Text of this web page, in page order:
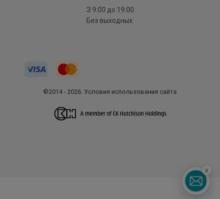
З 9:00 до 19:00
Без выходных
©2014 - 2026. Условия использования сайта
x